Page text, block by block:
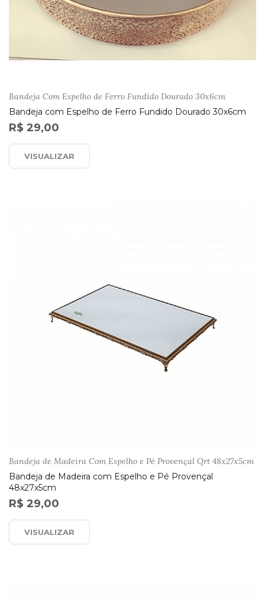
Bandeja Com Espelho de Ferro Fundido Dourado 30x6cm
Bandeja com Espelho de Ferro Fundido Dourado 30x6cm
R$ 29,00
VISUALIZAR
Bandeja de Madeira Com Espelho e Pé Provençal Qrt 48x27x5cm
Bandeja de Madeira com Espelho e Pé Provençal
48x27x5cm
R$ 29,00
VISUALIZAR